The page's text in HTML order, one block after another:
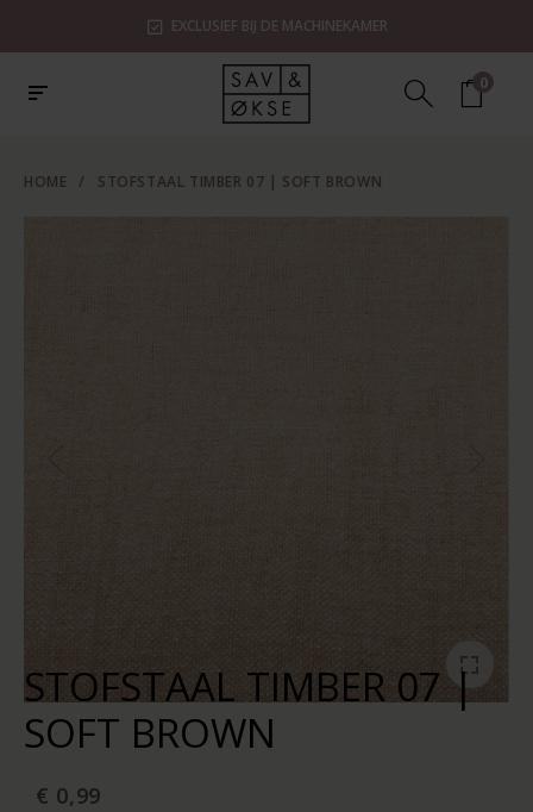
EXCLUSIEF BIJ DE MACHINEKAMER
0
HOME / STOFSTAAL TIMBER 07 | SOFT BROWN
STOFSTAAL TIMBER 07 |
SOFT BROWN
€ 0,99